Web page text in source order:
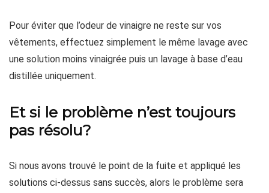
Pour éviter que l’odeur de vinaigre ne reste sur vos
vêtements, effectuez simplement le même lavage avec
une solution moins vinaigrée puis un lavage à base d’eau
distillée uniquement.
Et si le problème n’est toujours
pas résolu?
Si nous avons trouvé le point de la fuite et appliqué les
solutions ci-dessus sans succès, alors le problème sera